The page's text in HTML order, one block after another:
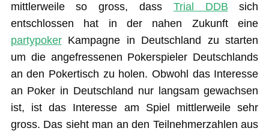
mittlerweile so gross, dass Trial DDB sich
entschlossen hat in der nahen Zukunft eine
partypokerKampagne in Deutschland zu starten
um die angefressenen Pokerspieler Deutschlands
an den Pokertisch zu holen. Obwohl das Interesse
an Poker in Deutschland nur langsam gewachsen
ist, ist das Interesse am Spiel mittlerweile sehr
gross. Das sieht man an den Teilnehmerzahlen aus